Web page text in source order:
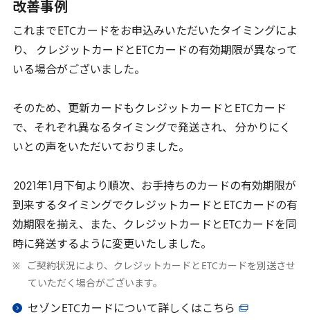
改善事例
これまで ETCカードをお申込みいただいたタイミングによ
り、 クレジットカードと ETCカードの有効期限が異なって
いる場合がございました。
そのため、更新カードもクレジットカードと ETCカード
で、それぞれ異なるタイミングで発送され、 分かりにく
いとの声をいただいておりました。
2021 年 月下旬より順次、お手持ちのカードの有効期限が
到来するタイミングでクレジットカードと ETCカードの有
効期限を揃え、また、クレジットカードと ETCカードを同
時に発送するように変更いたしました。
ご契約状況により、クレジットカードと ETCカードを別送させ
ていただく場合がございます。
セゾン ETCカードについて詳しくはこちら